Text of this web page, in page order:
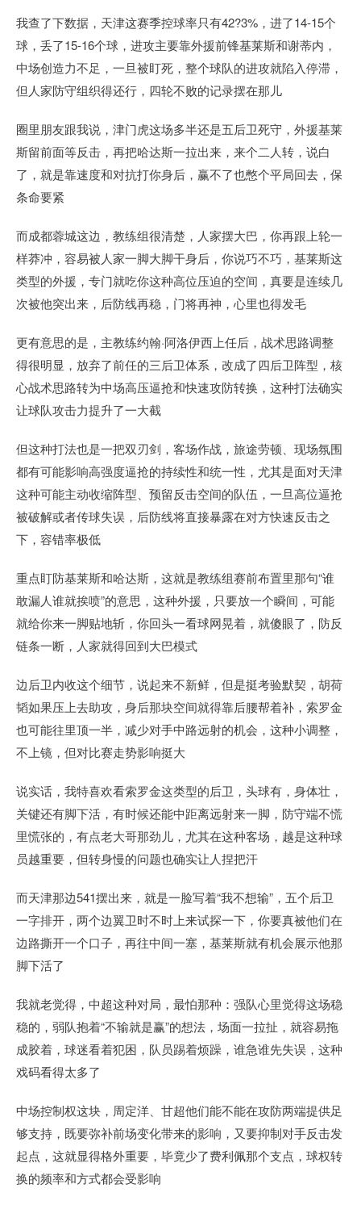
我查了下数据，天津这赛季控球率只有42?3%，进了14-15个
球，丢了15-16个球，进攻主要靠外援前锋基莱斯和谢蒂内，
中场创造力不足，一旦被盯死，整个球队的进攻就陷入停滞，
但人家防守组织得还行，四轮不败的记录摆在那儿
圈里朋友跟我说，津门虎这场多半还是五后卫死守，外援基莱
斯留前面等反击，再把哈达斯一拉出来，来个二人转，说白
了，就是靠速度和对抗打你身后，赢不了也憋个平局回去，保
条命要紧
而成都蓉城这边，教练组很清楚，人家摆大巴，你再跟上轮一
样莽冲，容易被人家一脚大脚干身后，你说巧不巧，基莱斯这
类型的外援，专门就吃你这种高位压迫的空间，真要是连续几
次被他突出来，后防线再稳，门将再神，心里也得发毛
更有意思的是，主教练约翰·阿洛伊西上任后，战术思路调整
得很明显，放弃了前任的三后卫体系，改成了四后卫阵型，核
心战术思路转为中场高压逼抢和快速攻防转换，这种打法确实
让球队攻击力提升了一大截
但这种打法也是一把双刃剑，客场作战，旅途劳顿、现场氛围
都有可能影响高强度逼抢的持续性和统一性，尤其是面对天津
这种可能主动收缩阵型、预留反击空间的队伍，一旦高位逼抢
被破解或者传球失误，后防线将直接暴露在对方快速反击之
下，容错率极低
重点盯防基莱斯和哈达斯，这就是教练组赛前布置里那句“谁
敢漏人谁就挨喷”的意思，这种外援，只要放一个瞬间，可能
就给你来一脚贴地斩，你回头一看球网晃着，就傻眼了，防反
链条一断，人家就得回到大巴模式
边后卫内收这个细节，说起来不新鲜，但是挺考验默契，胡荷
韬如果压上去助攻，身后那块空间就得靠后腰帮着补，索罗金
也可能往里顶一半，减少对手中路远射的机会，这种小调整，
不上镜，但对比赛走势影响挺大
说实话，我特喜欢看索罗金这类型的后卫，头球有，身体壮，
关键还有脚下活，有时候还能中距离远射来一脚，防守端不慌
里慌张的，有点老大哥那劲儿，尤其在这种客场，越是这种球
员越重要，但转身慢的问题也确实让人捏把汗
而天津那边541摆出来，就是一脸写着“我不想输”，五个后卫
一字排开，两个边翼卫时不时上来试探一下，你要真被他们在
边路撕开一个口子，再往中间一塞，基莱斯就有机会展示他那
脚下活了
我就老觉得，中超这种对局，最怕那种：强队心里觉得这场稳
稳的，弱队抱着“不输就是赢”的想法，场面一拉扯，就容易拖
成胶着，球迷看着犯困，队员踢着烦躁，谁急谁先失误，这种
戏码看得太多了
中场控制权这块，周定洋、甘超他们能不能在攻防两端提供足
够支持，既要弥补前场变化带来的影响，又要抑制对手反击发
起点，这就显得格外重要，毕竟少了费利佩那个支点，球权转
换的频率和方式都会受影响